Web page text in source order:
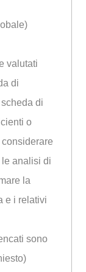
valutati
di
di
o
analisi di
la
e i relativi
sono